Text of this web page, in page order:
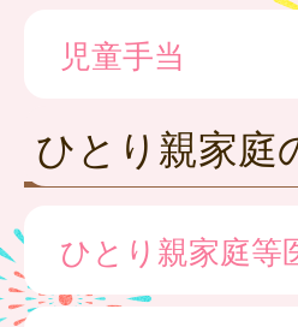
児童手当
ひとり親家庭
ひとり親家庭等